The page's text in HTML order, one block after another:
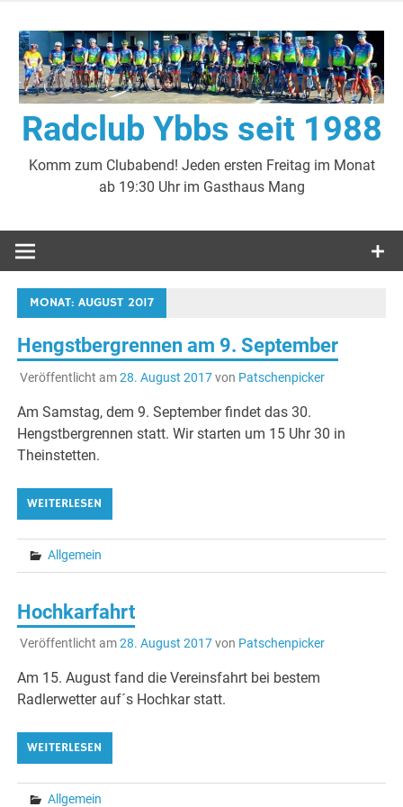
Inhalt
springen
Radclub Ybbs seit 1988
Komm zum Clubabend! Jeden ersten Freitag im Monat
ab 19:30 Uhr im Gasthaus Mang
MONAT:AUGUST 2017
Hengstbergrennen am 9. September
Veröffentlicht am28. August 2017von Patschenpicker
Am Samstag, dem 9. September findet das 30.
Hengstbergrennen statt. Wir starten um 15 Uhr 30 in
Theinstetten.
WEITERLESEN
Allgemein
Hochkarfahrt
Veröffentlicht am28. August 2017von Patschenpicker
Am 15. August fand die Vereinsfahrt bei bestem
Radlerwetter auf´s Hochkar statt.
WEITERLESEN
Allgemein